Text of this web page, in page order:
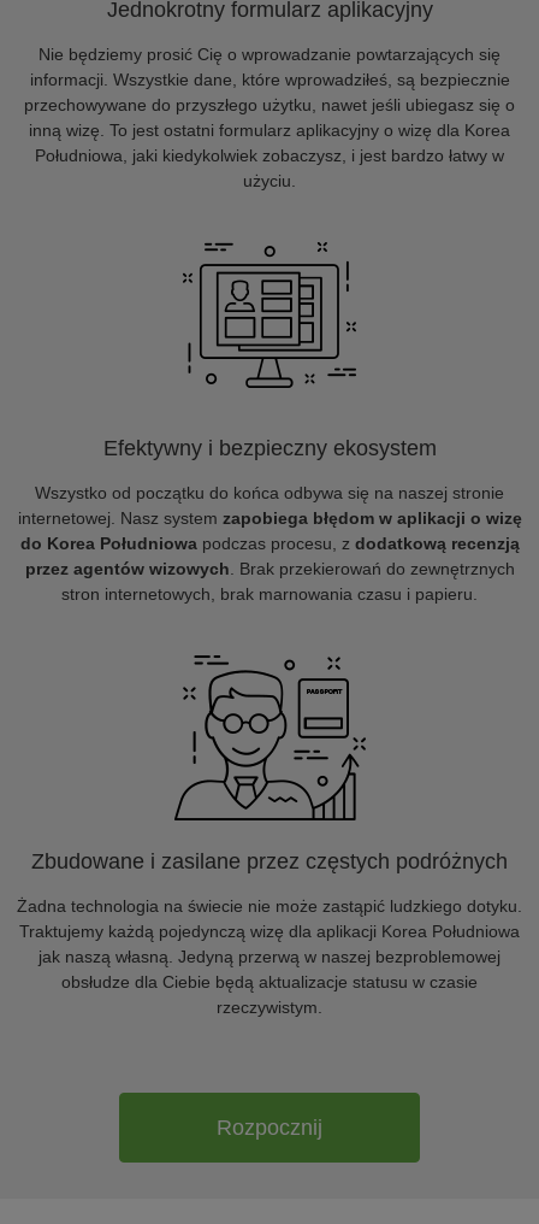
Jednokrotny formularz aplikacyjny
Nie będziemy prosić Cię o wprowadzanie powtarzających się
informacji. Wszystkie dane, które wprowadziłeś, są bezpiecznie
przechowywane do przyszłego użytku, nawet jeśli ubiegasz się o
inną wizę. To jest ostatni formularz aplikacyjny o wizę dla Korea
Południowa, jaki kiedykolwiek zobaczysz, i jest bardzo łatwy w
użyciu.
Efektywny i bezpieczny ekosystem
Wszystko od początku do końca odbywa się na naszej stronie
internetowej. Nasz system zapobiega błędom w aplikacji o wizę
do Korea Południowapodczas procesu, z dodatkową recenzją
przez agentów wizowych . Brak przekierowań do zewnętrznych
stron internetowych, brak marnowania czasu i papieru.
Zbudowane i zasilane przez częstych podróżnych
Żadna technologia na świecie nie może zastąpić ludzkiego dotyku.
Traktujemy każdą pojedynczą wizę dla aplikacji Korea Południowa
jak naszą własną. Jedyną przerwą w naszej bezproblemowej
obsłudze dla Ciebie będą aktualizacje statusu w czasie
rzeczywistym.
Rozpocznij